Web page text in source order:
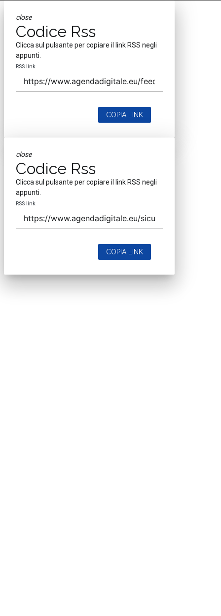
close
Codice Rss
Clicca sul pulsante per copiare il link RSS negli
appunti.
RSS link
COPIA LINK
close
Codice Rss
Clicca sul pulsante per copiare il link RSS negli
appunti.
RSS link
COPIA LINK